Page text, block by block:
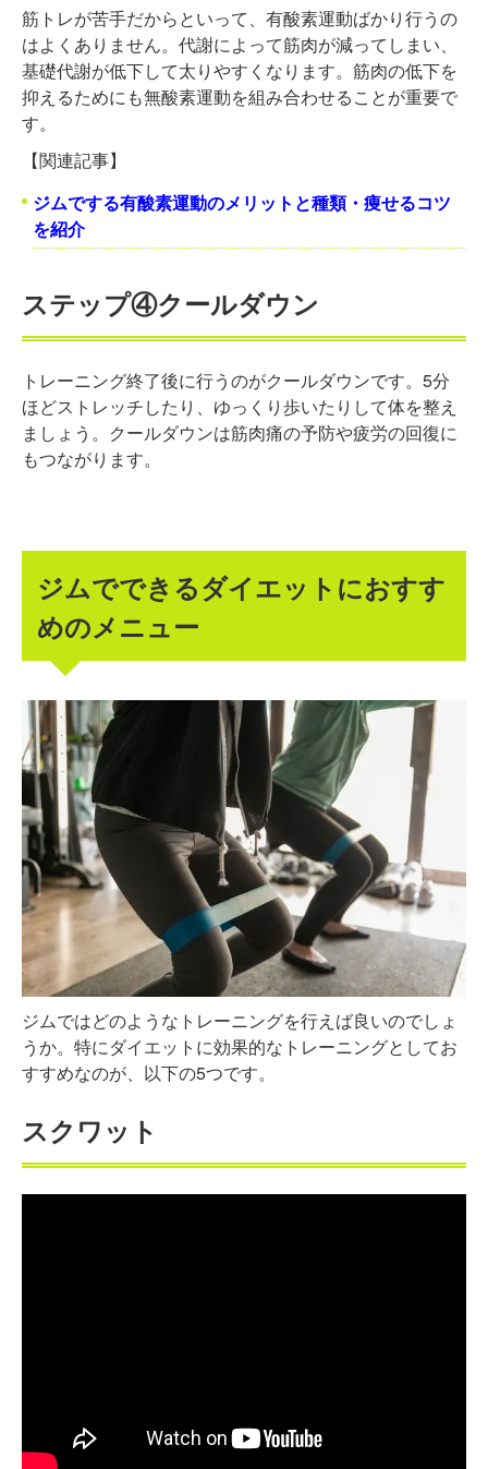
筋トレが苦手だからといって、有酸素運動ばかり行うの
はよくありません。代謝によって筋肉が減ってしまい、
基礎代謝が低下して太りやすくなります。筋肉の低下を
抑えるためにも無酸素運動を組み合わせることが重要で
す。
【関連記事】
ジムでする有酸素運動のメリットと種類・痩せるコツ
を紹介
ステップ④クールダウン
トレーニング終了後に行うのがクールダウンです。5分
ほどストレッチしたり、ゆっくり歩いたりして体を整え
ましょう。クールダウンは筋肉痛の予防や疲労の回復に
もつながります。
ジムでできるダイエットにおすす
めのメニュー
ジムではどのようなトレーニングを行えば良いのでしょ
うか。特にダイエットに効果的なトレーニングとしてお
すすめなのが、以下の5つです。
スクワット